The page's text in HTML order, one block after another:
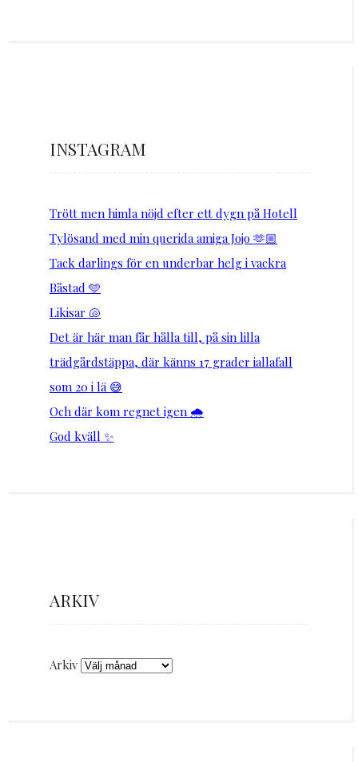
INSTAGRAM
Trött men himla nöjd efter ett dygn på Hotell
Tylösand med min querida amiga Jojo 🫶🏼
Tack darlings för en underbar helg i vackra
Båstad 🩵
Likisar 🐚
Det är här man får hålla till, på sin lilla
trädgårdstäppa, där känns 17 grader iallafall
som 20 i lä 😅
Och där kom regnet igen 🌧️
God kväll ✨
ARKIV
Arkiv